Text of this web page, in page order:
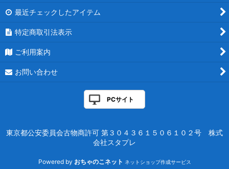
最近チェックしたアイテム
特定商取引法表示
ご利用案内
お問い合わせ
PCサイト
東京都公安委員会古物商許可 第３０４３６１５０６１０２号 株式
会社スタプレ
Powered by おちゃのこネット ネットショップ作成サービス